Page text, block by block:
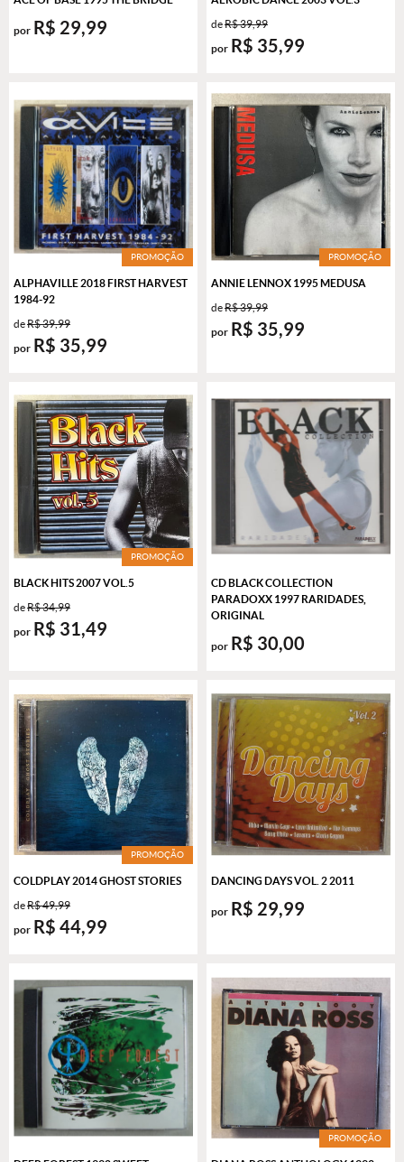
por R$ 29,99 deR$ 39,99
por R$ 35,99
PROMOÇÃO
ALPHAVILLE 2018 FIRST HARVEST
1984-92
deR$ 39,99
por R$ 35,99
PROMOÇÃO
ANNIE LENNOX 1995 MEDUSA
deR$ 39,99
por R$ 35,99
PROMOÇÃO
BLACK HITS 2007 VOL.5
deR$ 34,99
por R$ 31,49
CD BLACK COLLECTION
PARADOXX 1997 RARIDADES,
ORIGINAL
por R$ 30,00
PROMOÇÃO
COLDPLAY 2014 GHOST STORIES
deR$ 49,99
por R$ 44,99
DANCING DAYS VOL. 2 2011
por R$ 29,99
PROMOÇÃO